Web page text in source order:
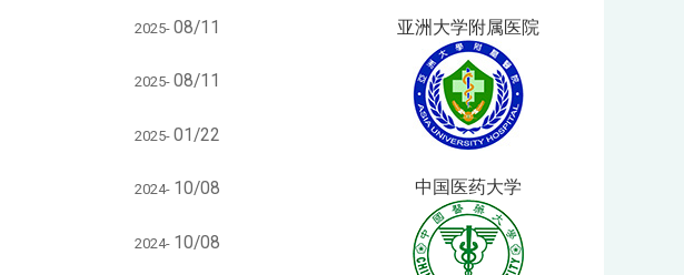
2025- 08/11
2025- 08/11
2025- 01/22
2024- 10/08
2024- 10/08
亚洲大学附属医院
中国医药大学